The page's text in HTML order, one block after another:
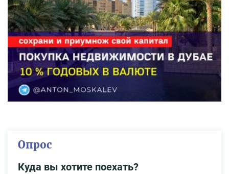
Опрос
Куда вы хотите поехать?